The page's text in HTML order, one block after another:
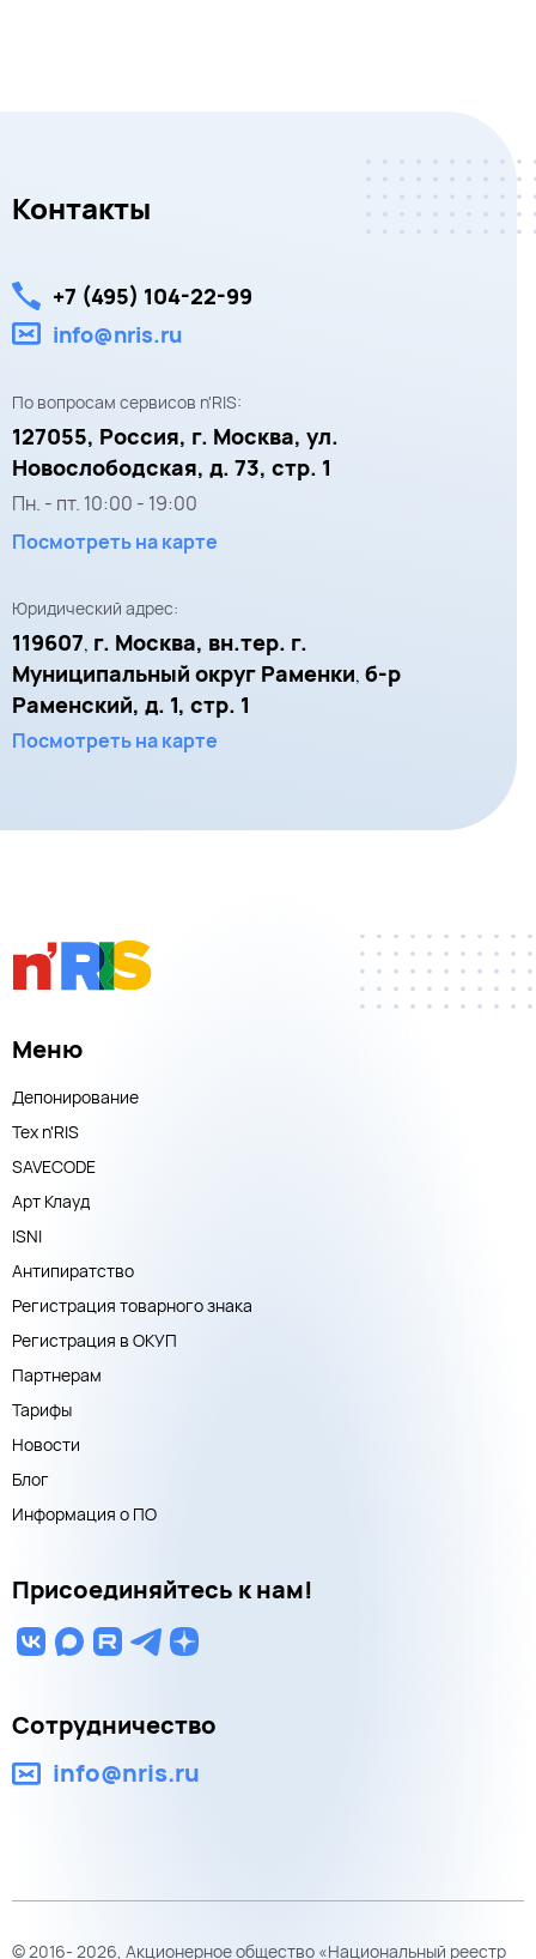
Контакты
+7 (495) 104-22-99
info@nris.ru
По вопросам сервисов n'RIS:
127055, Россия, г. Москва, ул.
Новослободская, д. 73, стр. 1
Пн. - пт. 10:00 - 19:00
Посмотреть на карте
Юридический адрес:
119607, г. Москва, вн.тер. г.
Муниципальный округ Раменки, б-р
Раменский, д. 1, стр. 1
Посмотреть на карте
Меню
Депонирование
Тех n'RIS
SAVECODE
Арт Клауд
ISNI
Антипиратство
Регистрация товарного знака
Регистрация в ОКУП
Партнерам
Тарифы
Новости
Блог
Информация о ПО
Присоединяйтесь к нам!
Сотрудничество
info@nris.ru
© 2016- 2026, Акционерное общество «Национальный реестр